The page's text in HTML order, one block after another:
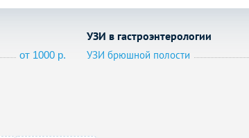
от 1000 р.
УЗИ в гастроэнтерологии
УЗИ брюшной полости